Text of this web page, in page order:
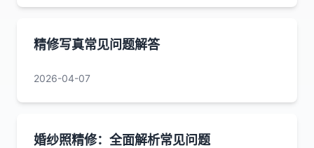
精修写真常见问题解答
2026-04-07
婚纱照精修：全面解析常见问题